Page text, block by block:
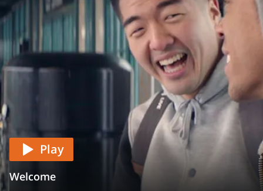
Play
Welcome